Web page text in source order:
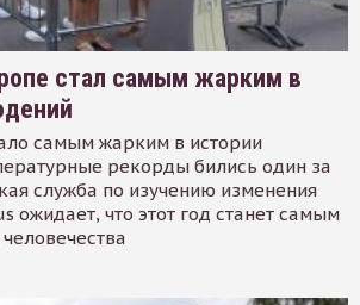
стал самым жарким в
самым жарким в истории
рекорды бились один за
служба по изучению изменения
ожидает, что этот год станет самым